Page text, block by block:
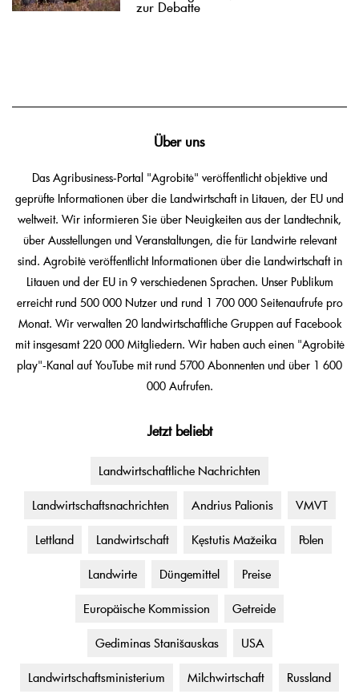
zur Debatte
Über uns
Das Agribusiness-Portal "Agrobitė" veröffentlicht objektive und
geprüfte Informationen über die Landwirtschaft in Litauen, der EU und
weltweit. Wir informieren Sie über Neuigkeiten aus der Landtechnik,
über Ausstellungen und Veranstaltungen, die für Landwirte relevant
sind. Agrobitė veröffentlicht Informationen über die Landwirtschaft in
Litauen und der EU in 9 verschiedenen Sprachen. Unser Publikum
erreicht rund 500 000 Nutzer und rund 1 700 000 Seitenaufrufe pro
Monat. Wir verwalten 20 landwirtschaftliche Gruppen auf Facebook
mit insgesamt 220 000 Mitgliedern. Wir haben auch einen "Agrobitė
play"-Kanal auf YouTube mit rund 5700 Abonnenten und über 1 600
000 Aufrufen.
Jetzt beliebt
Landwirtschaftliche Nachrichten
Landwirtschaftsnachrichten Andrius Palionis VMVT
Lettland Landwirtschaft Kęstutis Mažeika Polen
Landwirte Düngemittel Preise
Europäische Kommission Getreide
Gediminas Stanišauskas USA
Landwirtschaftsministerium Milchwirtschaft Russland